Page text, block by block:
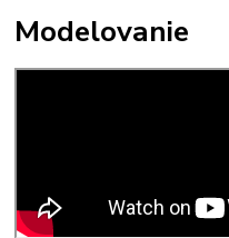
Modelovanie